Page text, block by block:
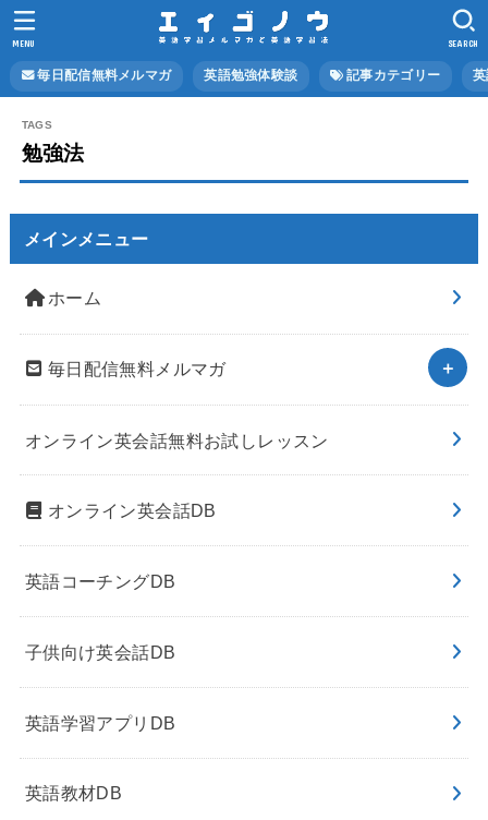
毎日配信無料メルマガ 英語勉強体験談 記事カテゴリー
SEARCH
MENU
勉強法
メインメニュー
ホーム
毎日配信無料メルマガ
オンライン英会話無料お試しレッスン
オンライン英会話DB
英語コーチングDB
子供向け英会話DB
英語学習アプリDB
英語教材DB